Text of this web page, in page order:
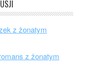
z żonatym
z żonatym